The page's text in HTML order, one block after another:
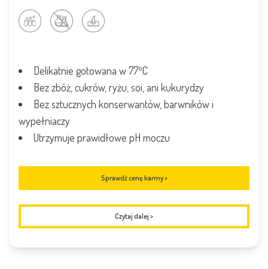
Delikatnie gotowana w 77ºC
Bez zbóż, cukrów, ryżu, soi, ani kukurydzy
Bez sztucznych konserwantów, barwników i
wypełniaczy
Utrzymuje prawidłowe pH moczu
Sprawdź cenę karmy >
Czytaj dalej >